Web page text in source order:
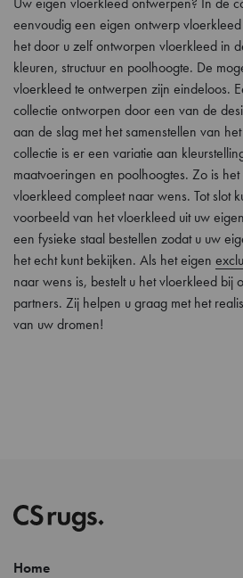
eenvoudig een eigen ontwerp
het door u zelf ontworpen vloerkleed in
kleuren, structuur en poolhoogte. De
vloerkleed te ontwerpen zijn eindeloos.
collectie ontworpen door een van de
aan de slag met het samenstellen van
collectie is er een variatie aan
maatvoeringen en poolhoogtes. Zo is
vloerkleed compleet naar wens. Tot slot
voorbeeld van het vloerkleed uit uw
een fysieke staal bestellen zodat u uw
het echt kunt bekijken. Als het eigen
naar wens is, bestelt u het vloerkleed bij
partners. Zij helpen u graag met het
van uw dromen!
Home